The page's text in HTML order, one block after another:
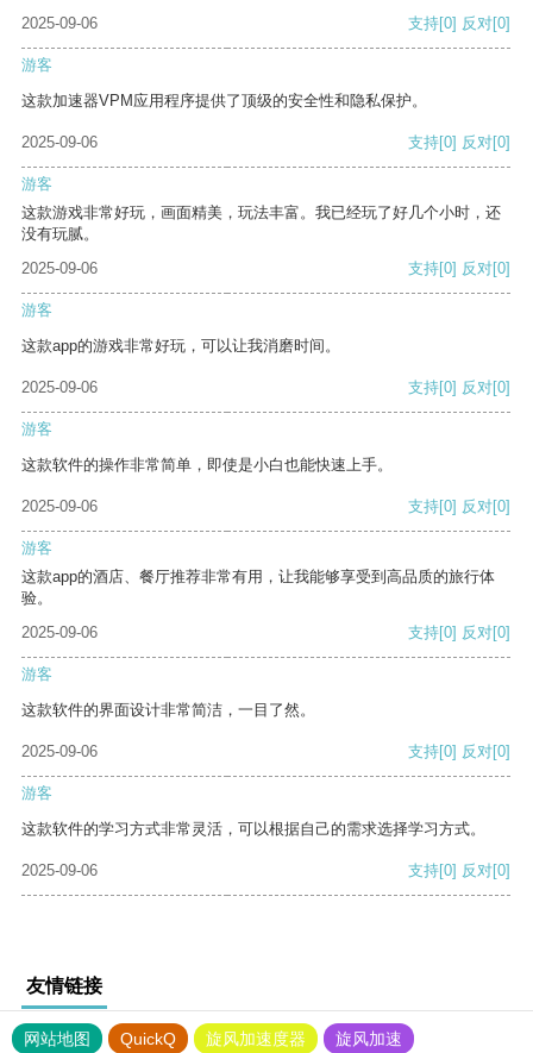
2025-09-06 支持[0] 反对[0]
游客
这款加速器VPM应用程序提供了顶级的安全性和隐私保护。
2025-09-06 支持[0] 反对[0]
游客
这款游戏非常好玩，画面精美，玩法丰富。我已经玩了好几个小时，还
没有玩腻。
2025-09-06
支持[0] 反对[0]
游客
这款app的游戏非常好玩，可以让我消磨时间。
2025-09-06 支持[0] 反对[0]
游客
这款软件的操作非常简单，即使是小白也能快速上手。
2025-09-06 支持[0] 反对[0]
游客
这款app的酒店、餐厅推荐非常有用，让我能够享受到高品质的旅行体
验。
2025-09-06
支持[0] 反对[0]
游客
这款软件的界面设计非常简洁，一目了然。
2025-09-06 支持[0] 反对[0]
游客
这款软件的学习方式非常灵活，可以根据自己的需求选择学习方式。
2025-09-06 支持[0] 反对[0]
友情链接
网站地图 QuickQ 旋风加速度器
旋风加速